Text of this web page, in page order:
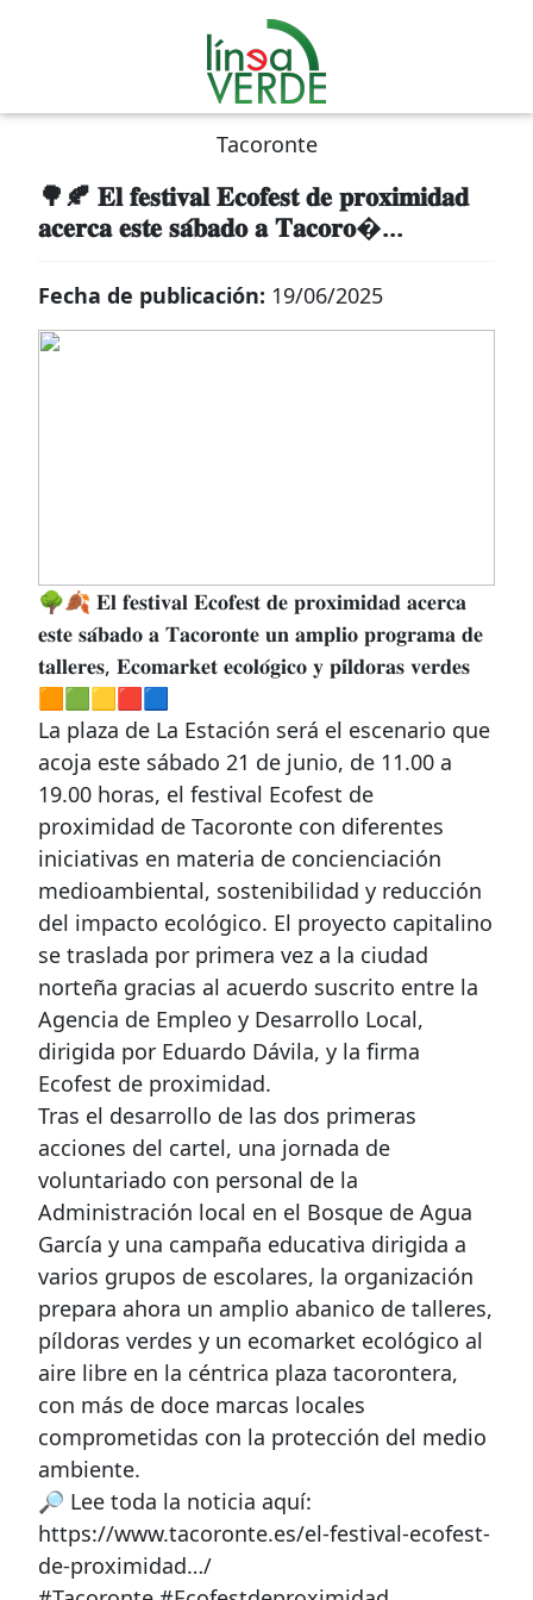
Tacoronte
🌳🍂 𝐄𝐥 𝐟𝐞𝐬𝐭𝐢𝐯𝐚𝐥 𝐄𝐜𝐨𝐟𝐞𝐬𝐭 𝐝𝐞 𝐩𝐫𝐨𝐱𝐢𝐦𝐢𝐝𝐚𝐝
𝐚𝐜𝐞𝐫𝐜𝐚 𝐞𝐬𝐭𝐞 𝐬𝐚́𝐛𝐚𝐝𝐨 𝐚 𝐓𝐚𝐜𝐨𝐫𝐨�...
Fecha de publicación: 19/06/2025
🌳🍂 𝐄𝐥 𝐟𝐞𝐬𝐭𝐢𝐯𝐚𝐥 𝐄𝐜𝐨𝐟𝐞𝐬𝐭 𝐝𝐞 𝐩𝐫𝐨𝐱𝐢𝐦𝐢𝐝𝐚𝐝 𝐚𝐜𝐞𝐫𝐜𝐚
𝐞𝐬𝐭𝐞 𝐬𝐚́𝐛𝐚𝐝𝐨 𝐚 𝐓𝐚𝐜𝐨𝐫𝐨𝐧𝐭𝐞 𝐮𝐧 𝐚𝐦𝐩𝐥𝐢𝐨 𝐩𝐫𝐨𝐠𝐫𝐚𝐦𝐚 𝐝𝐞
𝐭𝐚𝐥𝐥𝐞𝐫𝐞𝐬, 𝐄𝐜𝐨𝐦𝐚𝐫𝐤𝐞𝐭 𝐞𝐜𝐨𝐥𝐨́𝐠𝐢𝐜𝐨 𝐲 𝐩𝐢́𝐥𝐝𝐨𝐫𝐚𝐬 𝐯𝐞𝐫𝐝𝐞𝐬
🟧🟩🟨🟥🟦
La plaza de La Estación será el escenario que
acoja este sábado 21 de junio, de 11.00 a
19.00 horas, el festival Ecofest de
proximidad de Tacoronte con diferentes
iniciativas en materia de concienciación
medioambiental, sostenibilidad y reducción
del impacto ecológico. El proyecto capitalino
se traslada por primera vez a la ciudad
norteña gracias al acuerdo suscrito entre la
Agencia de Empleo y Desarrollo Local,
dirigida por Eduardo Dávila, y la firma
Ecofest de proximidad.
Tras el desarrollo de las dos primeras
acciones del cartel, una jornada de
voluntariado con personal de la
Administración local en el Bosque de Agua
García y una campaña educativa dirigida a
varios grupos de escolares, la organización
prepara ahora un amplio abanico de talleres,
píldoras verdes y un ecomarket ecológico al
aire libre en la céntrica plaza tacorontera,
con más de doce marcas locales
comprometidas con la protección del medio
ambiente.
🔎 Lee toda la noticia aquí:
https://www.tacoronte.es/el-festival-ecofest-
de-proximidad…/